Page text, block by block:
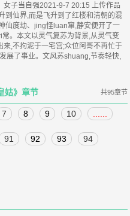
女子当自强2021-9-7 20:15 上传作品
到仙界,而是飞升到了红楼和清朝的混
仙度劫、jing怪luan窜,静安便开了一
。本文以灵气复苏为背景,从灵气变
,不拘泥于一宅宫;众位阿哥不再忙于
展了事业。文风苏shuang,节奏轻快,
姑》章节 共95章节
7 8 9 10
91 92 93 94